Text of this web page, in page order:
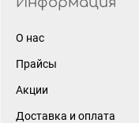
О нас
Прайсы
Акции
Доставка и оплата